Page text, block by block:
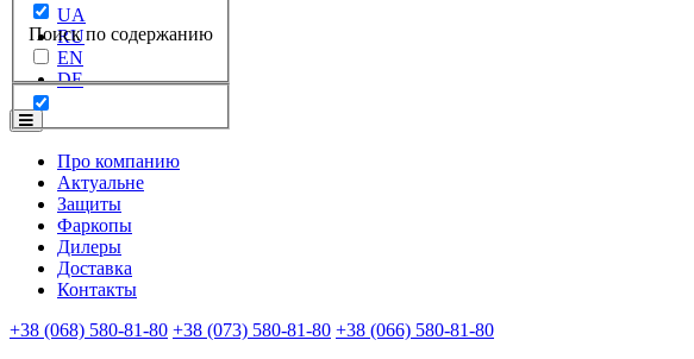
Поиск по содержанию
UA
RU
EN
DE
Про компанию
Актуальне
Защиты
Фаркопы
Дилеры
Доставка
Контакты
+38 (068) 580-81-80 +38 (073) 580-81-80 +38 (066) 580-81-80